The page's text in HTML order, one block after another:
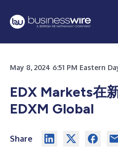
May 8, 2024 6:51 PM Eastern
EDX Markets在
EDXM Global
Share